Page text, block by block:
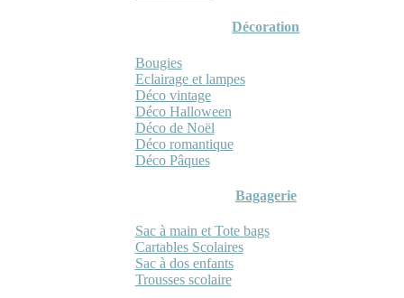
Décoration
Bougies
Eclairage et lampes
Déco vintage
Déco Halloween
Déco de Noël
Déco romantique
Déco Pâques
Bagagerie
Sac à main et Tote bags
Cartables Scolaires
Sac à dos enfants
Trousses scolaire